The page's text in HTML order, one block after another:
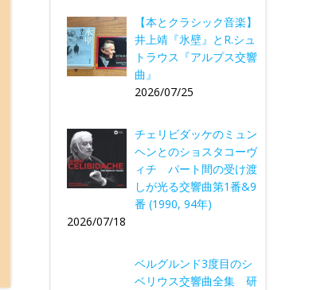
【本とクラシック音楽】
井上靖『氷壁』とR.シュ
トラウス『アルプス交響
曲』
2026/07/25
チェリビダッケのミュン
ヘンとのショスタコーヴ
ィチ パート間の受け渡
しが光る交響曲第1番&9
番 (1990, 94年)
2026/07/18
ベルグルンド3度目のシ
ベリウス交響曲全集 研